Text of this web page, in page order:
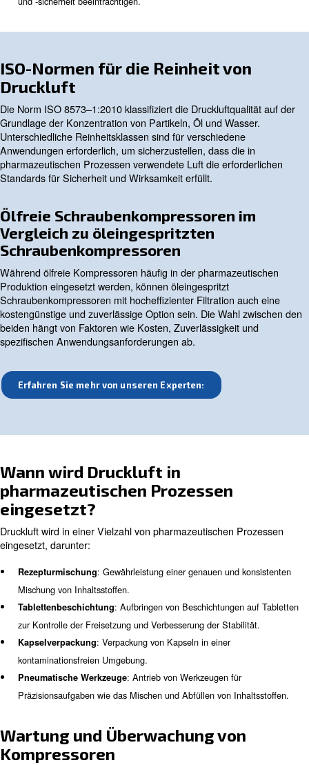
oder anderen ist abhängig vom Produktionsprozess an
Standort.
Verunreinigungen in Druckluft
Auswirkungen
unterteilen:
Trockenpartikel: Staub und andere feste Partikel, die zu
Verschleiß und Produktverunreinigungen führen können.
Wasser und Wasserdampf: Feuchtigkeit kann zu
mikrobiellem Wachstum und Produktverderb führen.
Ölnebel und-dämpfe: Ölverunreinigungen können die
und -sicherheit beeinträchtigen.
ISO-Normen für die Reinheit
Die Norm ISO 8573–1:2010 klassifiziert die
Grundlage der Konzentration von Partikeln, Öl und
Unterschiedliche Reinheitsklassen sind für verschiedene
Anwendungen erforderlich, um sicherzustellen, dass
pharmazeutischen Prozessen verwendete Luft die
Standards für Sicherheit und Wirksamkeit erfüllt.
Ölfreie Schraubenkompressoren
Vergleich zu öleingespritzten
Schraubenkompressoren
Während ölfreie Kompressoren häufig in der
Produktion eingesetzt werden, können öleingespritzt
Schraubenkompressoren mit hocheffizienter Filtration
kostengünstige und zuverlässige Option sein. Die Wahl
beiden hängt von Faktoren wie Kosten, Zuverlässigkeit